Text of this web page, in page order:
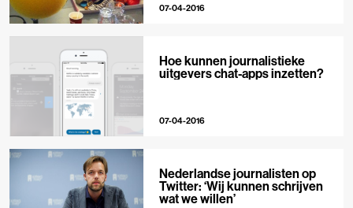
07-04-2016
Hoe kunnen journalistieke
uitgevers chat-apps inzetten?
07-04-2016
Nederlandse journalisten op
Twitter: ‘Wij kunnen schrijven
wat we willen’